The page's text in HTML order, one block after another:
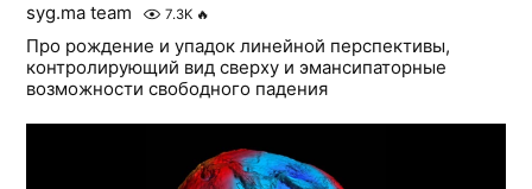
syg.ma team 7.3K 🔥
Про рождение и упадок линейной перспективы,
контролирующий вид сверху и эмансипаторные
возможности свободного падения